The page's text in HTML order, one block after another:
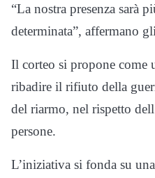
“La nostra presenza sarà
determinata”, affermano
Il corteo si propone come
ribadire il rifiuto della
del riarmo, nel rispetto
persone.
L’iniziativa si fonda su